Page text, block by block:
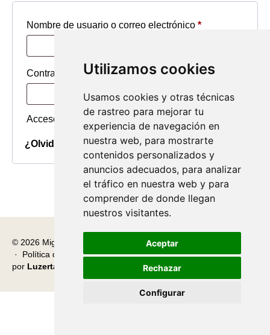
Utilizamos cookies
Usamos cookies y otras técnicas
de rastreo para mejorar tu
experiencia de navegación en
nuestra web, para mostrarte
contenidos personalizados y
anuncios adecuados, para analizar
el tráfico en nuestra web y para
comprender de donde llegan
nuestros visitantes.
Aceptar
Rechazar
Configurar
Nombre de usuario o correo electrónico *Obligatorio
Contraseña Obligatorio
Recuérdame
Acceso
¿Olvidaste la contraseña?
© 2026 Miguel Carretón Condiciones generales
·
Política de privacidad · Política de cookies · Desarrollado
por Luzerta